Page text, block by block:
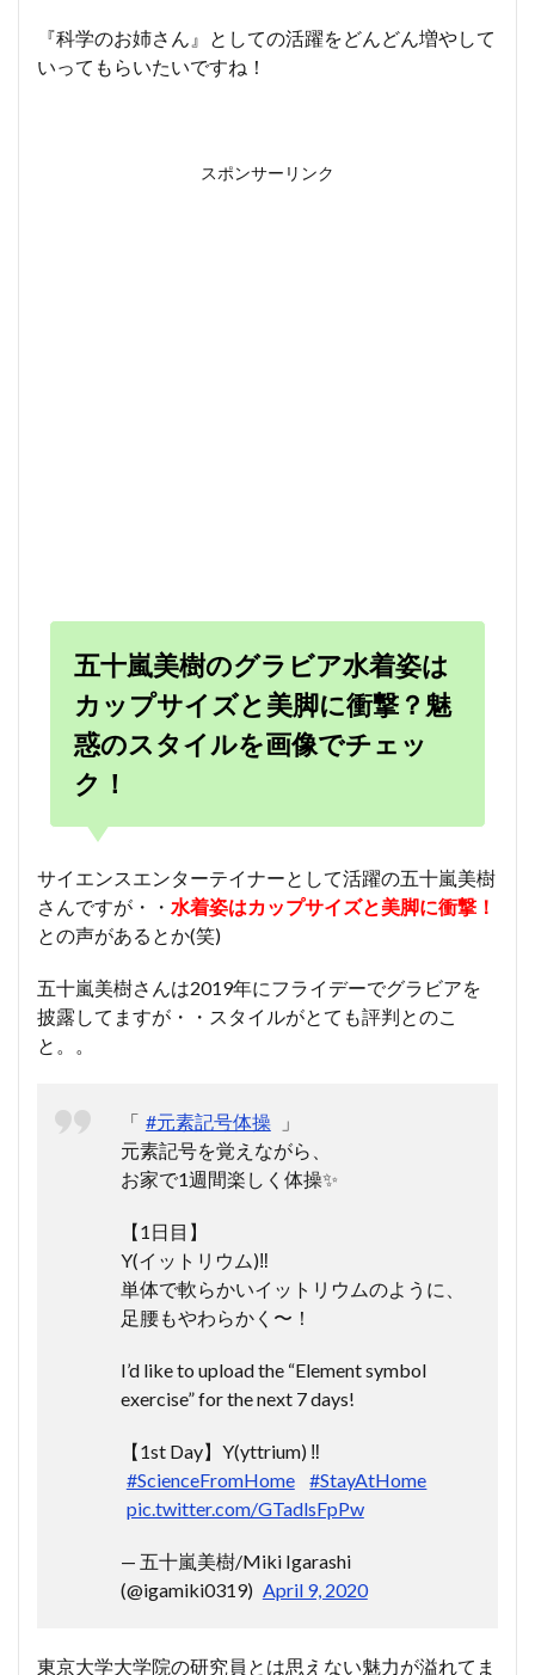
『科学のお姉さん』としての活躍をどんどん増やして
いってもらいたいですね！
スポンサーリンク
五十嵐美樹のグラビア水着姿は
カップサイズと美脚に衝撃？魅
惑のスタイルを画像でチェッ
ク！
サイエンスエンターテイナーとして活躍の五十嵐美樹
さんですが・・ 水着姿はカップサイズと美脚に衝撃！
との声があるとか(笑)
五十嵐美樹さんは2019年にフライデーでグラビアを
披露してますが・・スタイルがとても評判とのこ
と。。
「 #元素記号体操
」
元素記号を覚えながら、
お家で1週間楽しく体操✨
【1日目】
Y(イットリウム)‼️
単体で軟らかいイットリウムのように、
足腰もやわらかく〜！
I’d like to upload the “Element symbol
exercise” for the next 7 days!
【1st Day】Y(yttrium) ‼️
#ScienceFromHome
#StayAtHome
pic.twitter.com/GTadlsFpPw
— 五十嵐美樹/Miki Igarashi
(@igamiki0319) April 9, 2020
東京大学大学院の研究員とは思えない魅力が溢れてま